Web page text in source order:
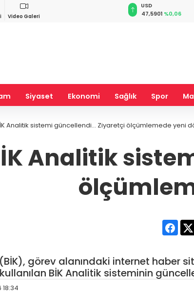
Video Galeri
EUR
54,9525 %-0,07
Siyaset Ekonomi Sağlık Spor
Analitik sistemi güncellendi... Ziyaretçi ölçümlemede yeni
Analitik
görev alanındaki internet haber
BİK Analitik sisteminin